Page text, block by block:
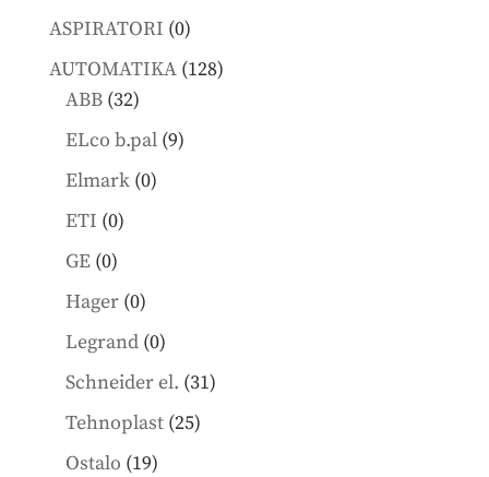
products
ASPIRATORI 00
products
AUTOMATIKA 128128
ABB 3232
products
ELco b.pal 99
Elmark 00
ETI 00
GE 00
products
Hager 00
products
Legrand 00
products
Schneider el. 3131
Tehnoplast 2525
Ostalo 1919